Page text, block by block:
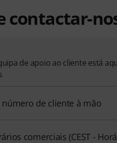
contactar-
de apoio ao cliente está
número de cliente à mão
comerciais (CEST -